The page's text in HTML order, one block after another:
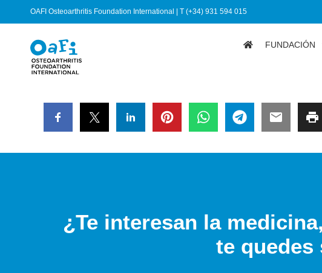
OAFI Osteoarthritis Foundation International | T (+34) 931 594 015
FUNDACIÓN
¿Te interesan la
te quedes